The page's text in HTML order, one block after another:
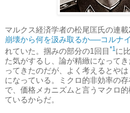
マルクス経済学者の松尾匡氏の連
崩壊から何を汲み取るか──コルナ
れていた。掴みの部分の1回目 *1 に
た気がするし、論が精緻になって
ってきたのだが、よく考えるとや
になっている。ミクロ的非効率の
で、価格メカニズムと言うマクロ
ているからだ。